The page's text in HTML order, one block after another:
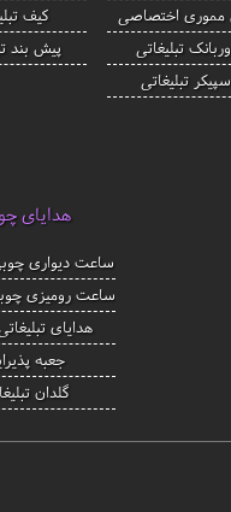
اختصاصی
تبلیغاتی
تبلیغاتی
کیف
پیش بند
هدایای
ساعت دیواری
ساعت رومیزی
هدایای
جعبه
گلدان